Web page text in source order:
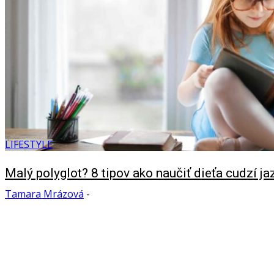
LIFESTYLE
Malý polyglot? 8 tipov ako naučiť dieťa cudzí
Tamara Mrázová -